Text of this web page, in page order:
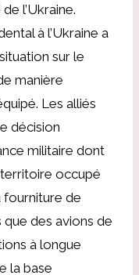
l’Ukraine.
à l’Ukraine a
sur le
manière
Les alliés
décision
militaire dont
occupé
fourniture de
que des avions de
à longue
la base